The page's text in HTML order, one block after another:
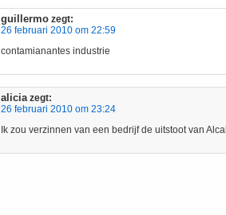
guillermo zegt:
26 februari 2010 om 22:59
contamianantes industrie
alicia zegt:
26 februari 2010 om 23:24
Ik zou verzinnen van een bedrijf de uitstoot van